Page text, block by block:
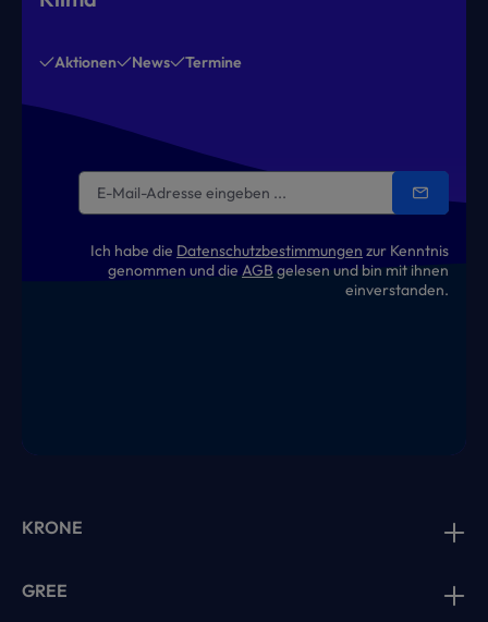
Aktionen News Termine
Ich habe die Datenschutzbestimmungen zur Kenntnis
genommen und die AGB gelesen und bin mit ihnen
einverstanden.
KRONE
GREE